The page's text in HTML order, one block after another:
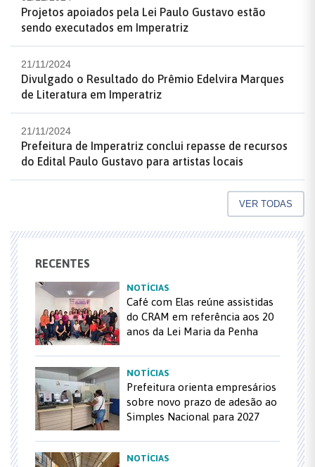
Projetos apoiados pela Lei Paulo Gustavo estão
sendo executados em Imperatriz
21/11/2024
Divulgado o Resultado do Prêmio Edelvira Marques
de Literatura em Imperatriz
21/11/2024
Prefeitura de Imperatriz conclui repasse de recursos
do Edital Paulo Gustavo para artistas locais
VER TODAS
RECENTES
NOTÍCIAS
Café com Elas reúne assistidas
do CRAM em referência aos 20
anos da Lei Maria da Penha
NOTÍCIAS
Prefeitura orienta empresários
sobre novo prazo de adesão ao
Simples Nacional para 2027
NOTÍCIAS